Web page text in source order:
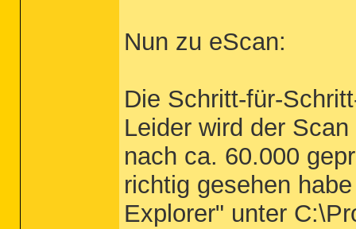
Nun zu eScan:
Die Schritt-für-
Leider wird der
nach ca. 60.000
richtig gesehen
Explorer" unter